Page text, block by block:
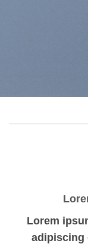
Lorem
adipiscing